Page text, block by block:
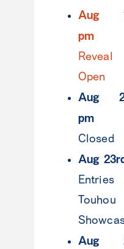
Aug
pm
Reveal
Open
Aug
pm
Closed
Aug
Aug